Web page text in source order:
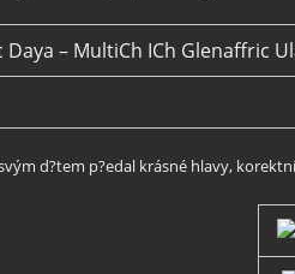
Daya – MultiCh ICh Glenaffric
d?tem p?edal krásné hlavy,